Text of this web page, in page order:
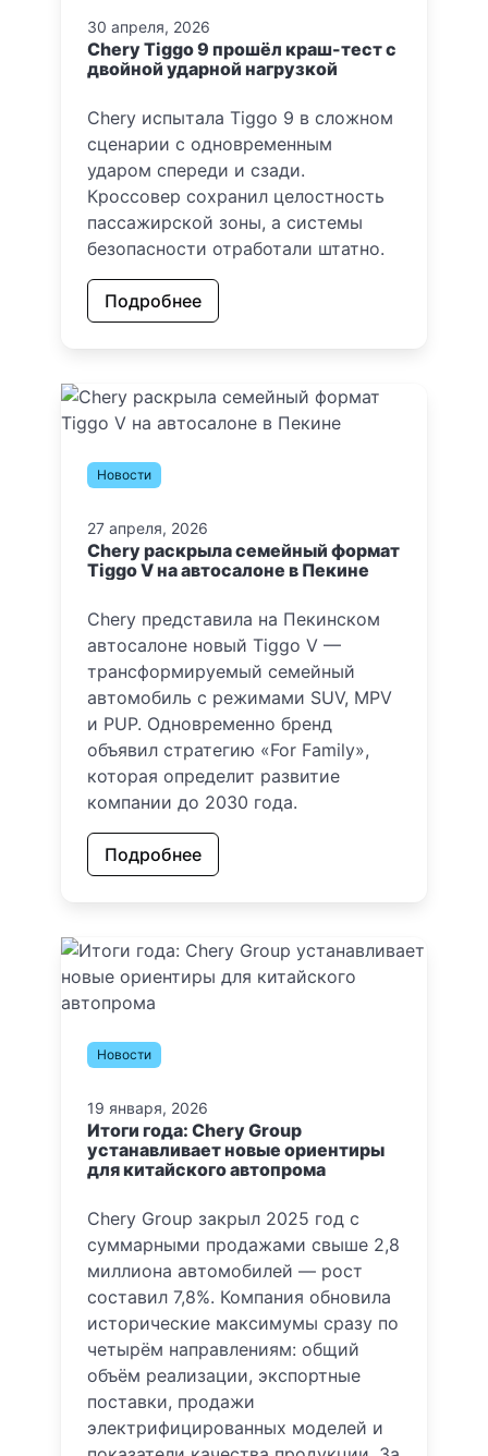
30 апреля, 2026
Chery Tiggo 9 прошёл краш-тест с
двойной ударной нагрузкой
Chery испытала Tiggo 9 в сложном
сценарии с одновременным
ударом спереди и сзади.
Кроссовер сохранил целостность
пассажирской зоны, а системы
безопасности отработали штатно.
Подробнее
Новости
27 апреля, 2026
Chery раскрыла семейный формат
Tiggo V на автосалоне в Пекине
Chery представила на Пекинском
автосалоне новый Tiggo V —
трансформируемый семейный
автомобиль с режимами SUV, MPV
и PUP. Одновременно бренд
объявил стратегию «For Family»,
которая определит развитие
компании до 2030 года.
Подробнее
Новости
19 января, 2026
Итоги года: Chery Group
устанавливает новые ориентиры
для китайского автопрома
Chery Group закрыл 2025 год с
суммарными продажами свыше 2,8
миллиона автомобилей — рост
составил 7,8%. Компания обновила
исторические максимумы сразу по
четырём направлениям: общий
объём реализации, экспортные
поставки, продажи
электрифицированных моделей и